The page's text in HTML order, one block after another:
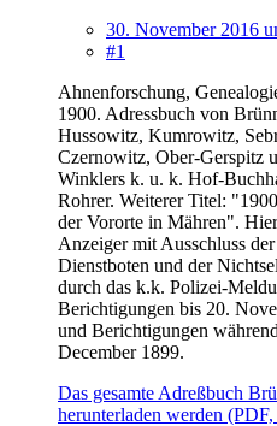
30. November 2016
#1
Ahnenforschung,
1900. Adressbuch von
Hussowitz, Kumrowitz,
Czernowitz, Ober-Gerspitz
Winklers k. u. k. Hof-
Rohrer. Weiterer Titel:
der Vororte in Mähren".
Anzeiger mit Ausschluss
Dienstboten und der
durch das k.k. Polizei-
Berichtigungen bis 20.
und Berichtigungen
December 1899.
Das gesamte Adreßbuch
herunterladen werden